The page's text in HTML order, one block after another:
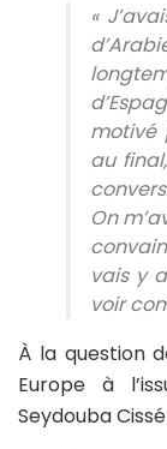
«
motivé
au
On
vais y
voir
À la question
Europe à
Seydouba